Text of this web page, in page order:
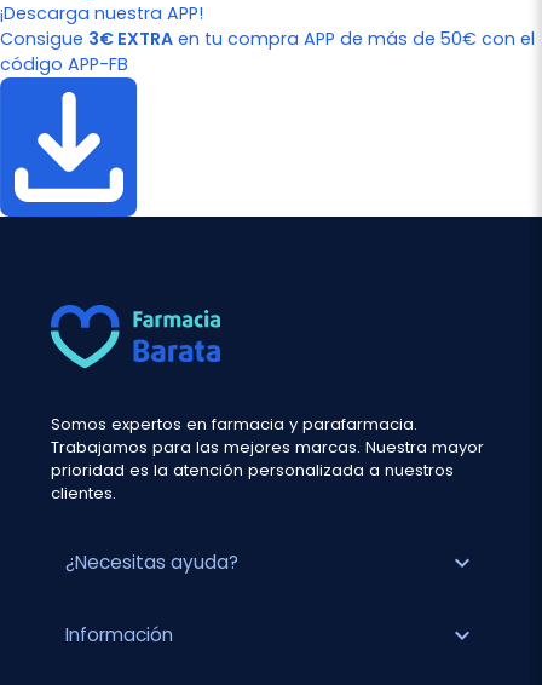
¡Descarga nuestra APP!
Consigue 3€ EXTRA en tu compra APP de más de 50€ con el
código APP-FB
Somos expertos en farmacia y parafarmacia.
Trabajamos para las mejores marcas. Nuestra mayor
prioridad es la atención personalizada a nuestros
clientes.
¿Necesitas ayuda? expand_more
Información expand_more